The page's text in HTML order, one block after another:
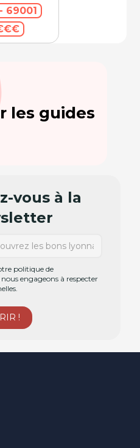
69001
les guides
vous à la
politique de
engageons à respecter